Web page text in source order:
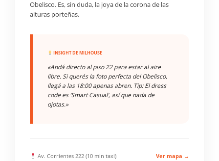
Obelisco. Es, sin duda, la joya de la corona de las
alturas porteñas.
INSIGHT DE MILHOUSE
«Andá directo al piso 22 para estar al aire
libre. Si querés la foto perfecta del Obelisco,
llegá a las 18:00 apenas abren. Tip: El dress
code es ‘Smart Casual’, así que nada de
ojotas.»
Av. Corrientes 222 (10 min taxi) Ver mapa →